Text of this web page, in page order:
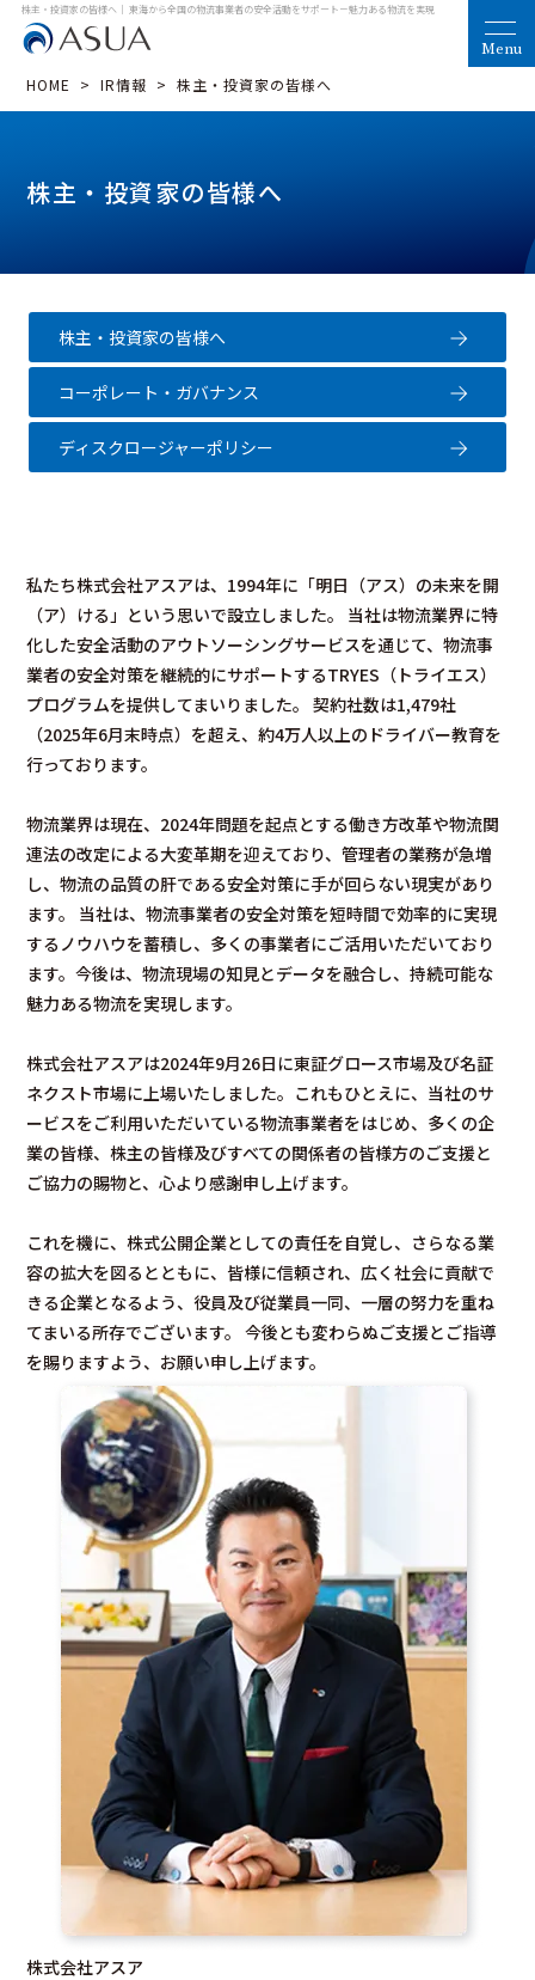
株主・投資家の皆様へ｜ 東海から全国の物流事業者の安全活動をサポート－魅力ある物流を実現
HOME > IR情報 > 株主・投資家の皆様へ
株主・投資家の皆様へ
株主・投資家の皆様へ
コーポレート・ガバナンス
ディスクロージャーポリシー
私たち株式会社アスアは、1994年に「明日（アス）の未来を開
（ア）ける」という思いで設立しました。 当社は物流業界に特
化した安全活動のアウトソーシングサービスを通じて、物流事
業者の安全対策を継続的にサポートするTRYES（トライエス）
プログラムを提供してまいりました。 契約社数は1,479社
（2025年6月末時点）を超え、約4万人以上のドライバー教育を
行っております。
物流業界は現在、2024年問題を起点とする働き方改革や物流関
連法の改定による大変革期を迎えており、管理者の業務が急増
し、物流の品質の肝である安全対策に手が回らない現実があり
ます。 当社は、物流事業者の安全対策を短時間で効率的に実現
するノウハウを蓄積し、多くの事業者にご活用いただいており
ます。今後は、物流現場の知見とデータを融合し、持続可能な
魅力ある物流を実現します。
株式会社アスアは2024年9月26日に東証グロース市場及び名証
ネクスト市場に上場いたしました。これもひとえに、当社のサ
ービスをご利用いただいている物流事業者をはじめ、多くの企
業の皆様、株主の皆様及びすべての関係者の皆様方のご支援と
ご協力の賜物と、心より感謝申し上げます。
これを機に、株式公開企業としての責任を自覚し、さらなる業
容の拡大を図るとともに、皆様に信頼され、広く社会に貢献で
きる企業となるよう、役員及び従業員一同、一層の努力を重ね
てまいる所存でございます。 今後とも変わらぬご支援とご指導
を賜りますよう、お願い申し上げます。
株式会社アスア